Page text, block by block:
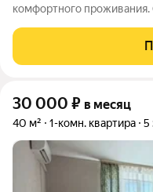
комфортного
инфраструктура. Арт.
30 000 ₽ в месяц
40 м² 1-комн. квартира 5